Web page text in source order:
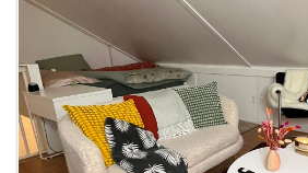
al verhuurd
Om kans te
maken moet je
binnen 15
minuten
reageren.
Stekkies helpt
je hierbij!